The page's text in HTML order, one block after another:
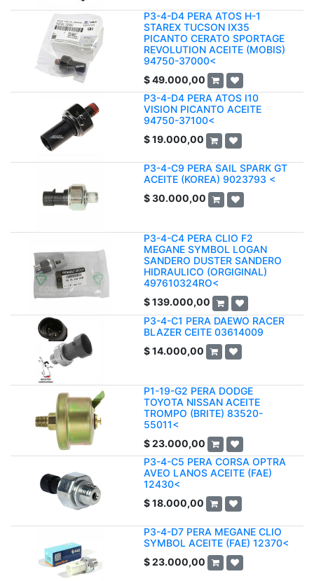
P3-4-D4 PERA ATOS H-1
STAREX TUCSON IX35
PICANTO CERATO SPORTAGE
REVOLUTION ACEITE (MOBIS)
94750-37000<
$49.000,00
P3-4-D4 PERA ATOS I10
VISION PICANTO ACEITE
94750-37100<
$19.000,00
P3-4-C9 PERA SAIL SPARK GT
ACEITE (KOREA) 9023793 <
$30.000,00
P3-4-C4 PERA CLIO F2
MEGANE SYMBOL LOGAN
SANDERO DUSTER SANDERO
HIDRAULICO (ORGIGINAL)
497610324RO<
$139.000,00
P3-4-C1 PERA DAEWO RACER
BLAZER CEITE 03614009
$14.000,00
P1-19-G2 PERA DODGE
TOYOTA NISSAN ACEITE
TROMPO (BRITE) 83520-
55011<
$23.000,00
P3-4-C5 PERA CORSA OPTRA
AVEO LANOS ACEITE (FAE)
12430<
$18.000,00
P3-4-D7 PERA MEGANE CLIO
SYMBOL ACEITE (FAE) 12370<
$23.000,00